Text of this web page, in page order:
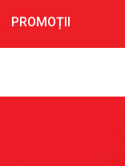
PROMOȚII